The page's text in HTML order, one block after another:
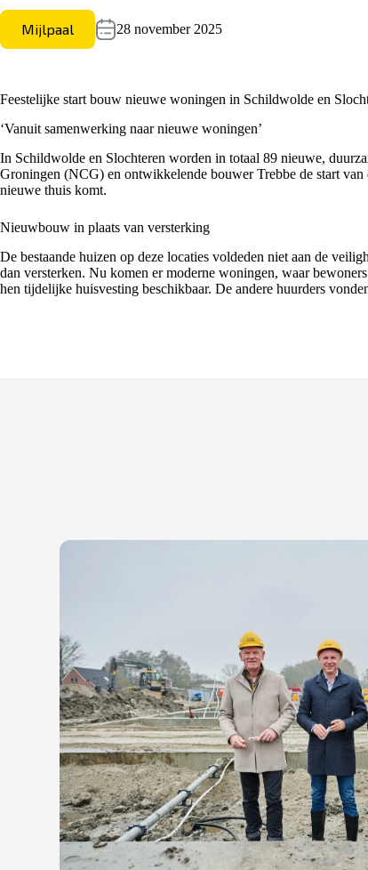
Mijlpaal 28 november 2025
Feestelijke start bouw nieuwe woningen in Schildwolde en
‘Vanuit samenwerking naar nieuwe woningen’
In Schildwolde en Slochteren worden in totaal 89 nieuwe,
Groningen (NCG) en ontwikkelende bouwer Trebbe de start
nieuwe thuis komt.
Nieuwbouw in plaats van versterking
De bestaande huizen op deze locaties voldeden niet aan de
dan versterken. Nu komen er moderne woningen, waar
hen tijdelijke huisvesting beschikbaar. De andere huurders